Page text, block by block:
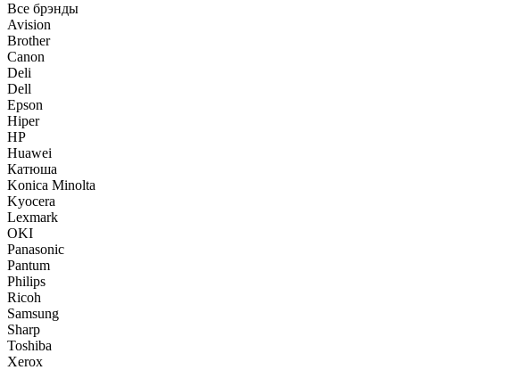
Все брэнды
Avision
Brother
Canon
Deli
Dell
Epson
Hiper
HP
Huawei
Катюша
Konica Minolta
Kyocera
Lexmark
OKI
Panasonic
Pantum
Philips
Ricoh
Samsung
Sharp
Toshiba
Xerox